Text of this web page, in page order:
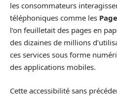
les consommateurs
téléphoniques comme les
l’on feuilletait des pages en
des dizaines de millions
ces services sous forme
des applications mobiles.
Cette accessibilité sans